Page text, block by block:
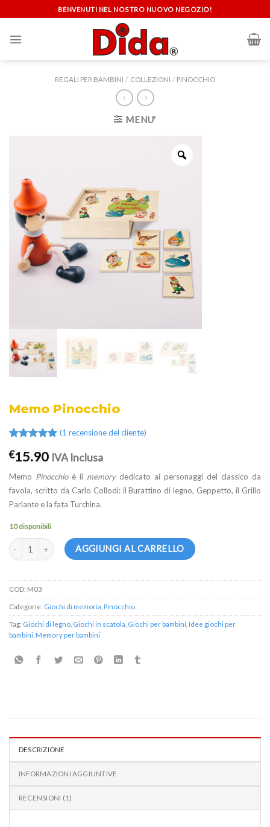
to
content
BENVENUTI NEL NOSTRO NUOVO NEGOZIO!
REGALI PER BAMBINI / COLLEZIONI / PINOCCHIO
MENU'
Memo Pinocchio
5.00su 5
recensioni
(1 recensione del cliente)
€15.90 IVA Inclusa
Memo Pinocchioè il memorydedicato ai personaggi del classico da
favola, scritto da Carlo Collodi: il Burattino di legno, Geppetto, il Grillo
Parlante e la fata Turchina.
10 disponibili
Memo Pinocchio quantità
AGGIUNGI AL CARRELLO
COD: M03
Categorie: Giochi di memoria Pinocchio
Tag: Giochi di legno Giochi in scatola Giochi per bambini Idee giochi per
bambini Memory per bambini
DESCRIZIONE
INFORMAZIONI AGGIUNTIVE
RECENSIONI (1)